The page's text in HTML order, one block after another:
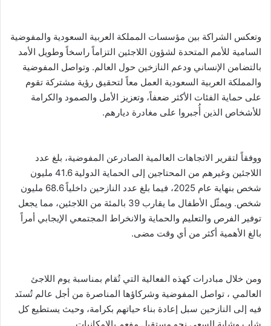
وتعكس الشراكة بين مؤسسات المملكة العربية السعودية والمفوضية
السامية للأمم المتحدة لشؤون اللاجئين التزاماً راسخاً وطويل الأمد
بالتضامن الإنساني ودعم النازخين حول العالم. وتواصل المفوضية
والمملكة العربية السعودية العمل معاً لتحقيق رؤية مشتركة تقوم
على حماية الفئات الأكثر ضعفاً، وتعزيز الأمل والصمود والكرامة
للأشخاص الذين أُجبروا على مغادرة ديارهم.
ووفقاً لتقرير الاتجاهات العالمية الصادرعن المفوضية، بلغ عدد
اللاجئين وغيرهم من المحتاجين إلى الحماية الدولية 41.6 مليون
شخص بنهاية عام 2025، فيما بلغ عدد النازحين داخلياً 68.6 مليون
شخص. ويمثّل الأطفال ما يقارب 39 بالمئة من اللاجئين، مما يجعل
توفير الفرص والتعليم والحماية والانخراط المجتمعي الإيجابي أمراً
بالغ الأهمية أكثر من أي وقت مضى.
ومن خلال مبادرات كهذه الفعالية التي تُقام بمناسبة يوم اللاجئ
العالمي ، تواصل المفوضية وشركاؤها المناصرة من أجل عالم تُسنَد
فيه إلى النازحين سبل إعادة بناء حياتهم بكرامة، وحيث يستطيع كل